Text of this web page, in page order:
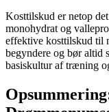
Kosttilskud er netop
monohydrat og
effektive kosttilskud til
begyndere og bør altid
basiskultur af træning